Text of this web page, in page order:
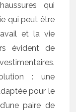
qui
qui peut être
et la vie
évident de
: une
pour le
paire de